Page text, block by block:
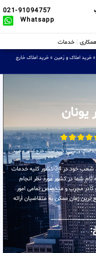
021-91094757
Whatsapp
خدمات
» خرید املاک و زمین » خرید املاک خارج
املاک و زمین»خرید املاک خارج کشور»خرید
موسسه بین المللی ثبتا (Sabtta Group) با ایجاد شعب خود در 34 کشور کلیه خدمات
تام شما در کشور مورد نظر انجام
کادر مجرب و متخصص تمامی امور
زمان ممکن به متقاضیان ارائه